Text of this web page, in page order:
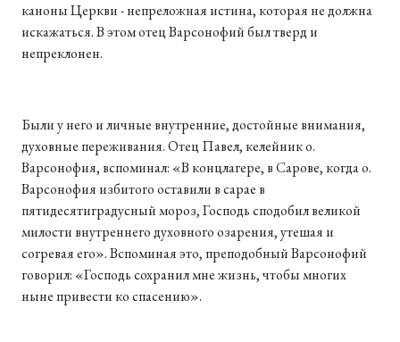
каноны Церкви - непреложная истина, которая не должна
искажаться. В этом отец Варсонофий был тверд и
непреклонен.
Были у него и личные внутренние, достойные внимания,
духовные переживания. Отец Павел, келейник о.
Варсонофия, вспоминал: «В концлагере, в Сарове, когда о.
Варсонофия избитого оставили в сарае в
пятидесятиградусный мороз, Господь сподобил великой
милости внутреннего духовного озарения, утешая и
согревая его». Вспоминая это, преподобный Варсонофий
говорил: «Господь сохранил мне жизнь, чтобы многих
ныне привести ко спасению».